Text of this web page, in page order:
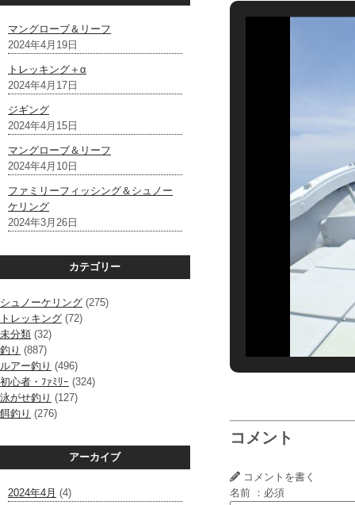
マングローブ＆リーフ
2024年4月19日
トレッキング＋α
2024年4月17日
ジギング
2024年4月15日
マングローブ＆リーフ
2024年4月10日
ファミリーフィッシング＆シュノー
ケリング
2024年3月26日
カテゴリー
シュノーケリング (275)
トレッキング (72)
未分類 (32)
釣り (887)
ルアー釣り (496)
初心者・ﾌｧﾐﾘｰ (324)
泳がせ釣り (127)
餌釣り (276)
アーカイブ
2024年4月 (4)
コメント
コメントを書く
名前 ：必須